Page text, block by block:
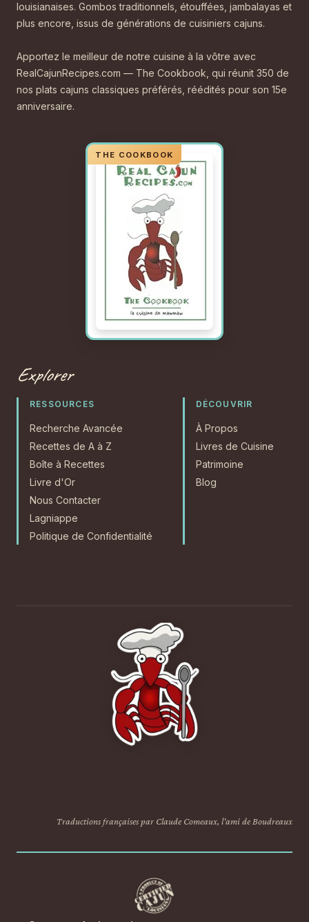
louisianaises. Gombos traditionnels, étouffées, jambalayas et
plus encore, issus de générations de cuisiniers cajuns.
Apportez le meilleur de notre cuisine à la vôtre avec
RealCajunRecipes.com — The Cookbook, qui réunit 350 de
nos plats cajuns classiques préférés, réédités pour son 15e
anniversaire.
Explorer
RESSOURCES
Recherche Avancée
Recettes de A à Z
Boîte à Recettes
Livre d'Or
Nous Contacter
Lagniappe
Politique de Confidentialité
DÉCOUVRIR
À Propos
Livres de Cuisine
Patrimoine
Blog
Traductions françaises par Claude Comeaux, l'ami de Boudreaux